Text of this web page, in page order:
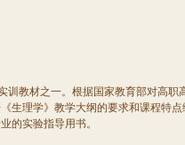
训教材之一。根据国家教育部对高职
生理学》教学大纲的要求和课程特
的实验指导用书。